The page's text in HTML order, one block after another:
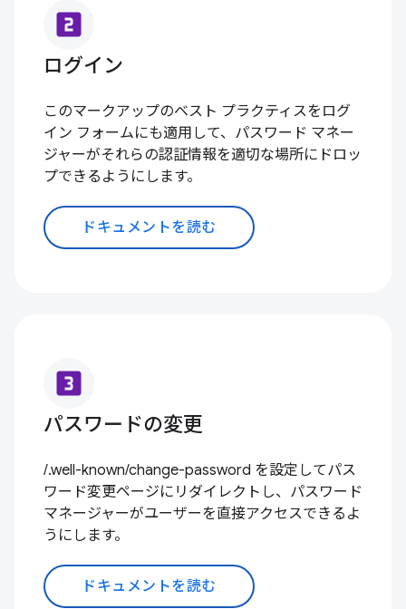
looks_two
ログイン
このマークアップのベスト プラクティスをログ
イン フォームにも適用して、パスワード マネー
ジャーがそれらの認証情報を適切な場所にドロッ
プできるようにします。
ドキュメントを読む
looks_3
パスワードの変更
/.well-known/change-password を設定してパス
ワード変更ページにリダイレクトし、パスワード
マネージャーがユーザーを直接アクセスできるよ
うにします。
ドキュメントを読む